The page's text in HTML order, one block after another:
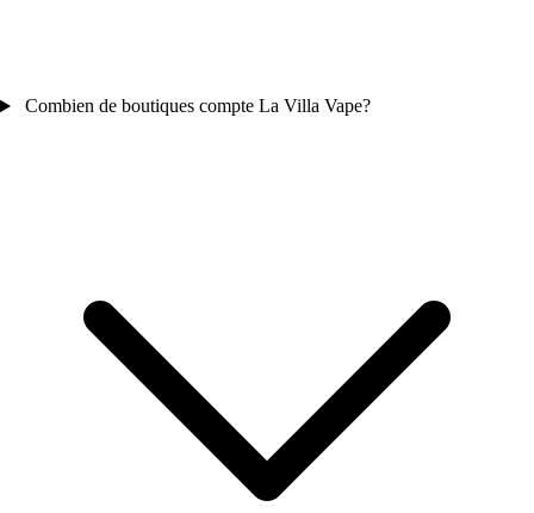
Combien de boutiques compte La Villa Vape?